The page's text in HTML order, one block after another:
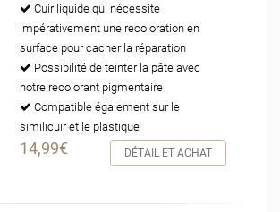
Cuir liquide qui nécessite
impérativement une recoloration en
surface pour cacher la réparation
Possibilité de teinter la pâte avec
notre recolorant pigmentaire
Compatible également sur le
similicuir et le plastique
14,99€ DÉTAIL ET ACHAT